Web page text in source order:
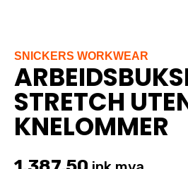
SNICKERS WORKWEAR
STRETCH
KNELOMMER